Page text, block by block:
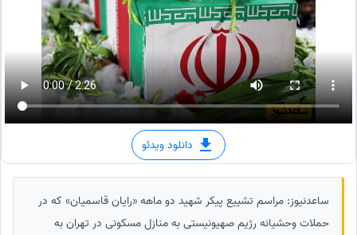
دانلود ویدئو
ساعدنیوز: مراسم تشییع پیکر شهید دو ماهه «رایان قاسمیان» که در
حملات وحشیانه رژیم صهیونیستی به منازل مسکونی در تهران به